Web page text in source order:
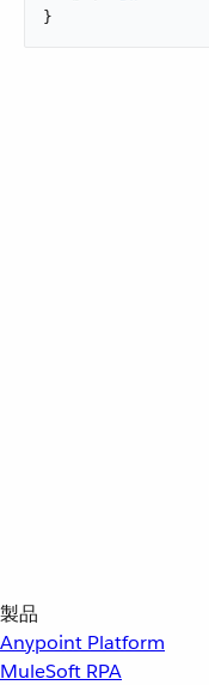
}
製品
Anypoint Platform
MuleSoft RPA